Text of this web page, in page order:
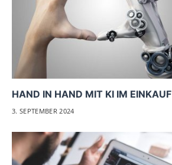
HAND IN HAND MIT KI IM EINKAUF
3. SEPTEMBER 2024